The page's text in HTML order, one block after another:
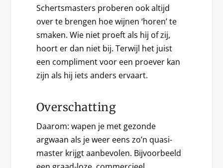
Schertsmasters proberen ook altijd
over te brengen hoe wijnen ‘horen’ te
smaken. Wie niet proeft als hij of zij,
hoort er dan niet bij. Terwijl het juist
een compliment voor een proever kan
zijn als hij iets anders ervaart.
Overschatting
Daarom: wapen je met gezonde
argwaan als je weer eens zo’n quasi-
master krijgt aanbevolen. Bijvoorbeeld